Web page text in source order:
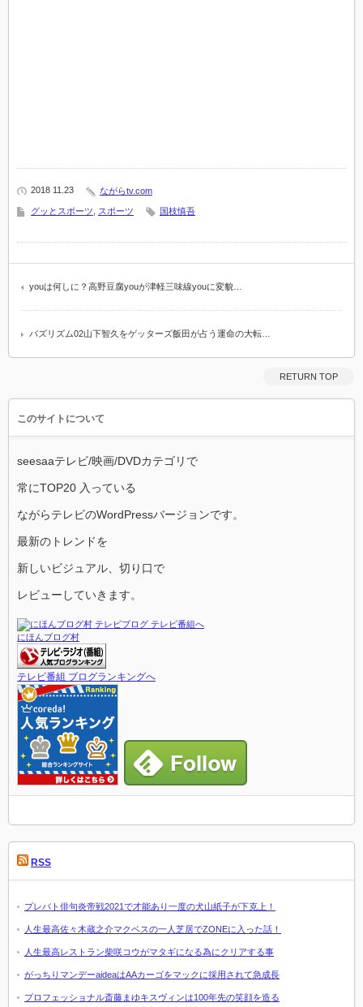
2018 11.23 ながらtv.com
グッとスポーツ スポーツ 国枝慎吾
youは何しに？高野豆腐youが津軽三味線youに変貌…
バズリズム02山下智久をゲッターズ飯田が占う運命の大転…
RETURN TOP
このサイトについて
seesaaテレビ/映画/DVDカテゴリで
常にTOP20 入っている
ながらテレビのWordPressバージョンです。
最新のトレンドを
新しいビジュアル、切り口で
レビューしていきます。
にほんブログ村
テレビ番組 ブログランキングへ
RSS
プレバト俳句炎帝戦2021で才能あり一度の犬山紙子が下克上！
人生最高佐々木蔵之介マクベスの一人芝居でZONEに入った話！
人生最高レストラン柴咲コウがマタギになる為にクリアする事
がっちりマンデーaideaはAAカーゴをマックに採用されて急成長
プロフェッショナル斎藤まゆキスヴィンは100年先の笑顔を造る